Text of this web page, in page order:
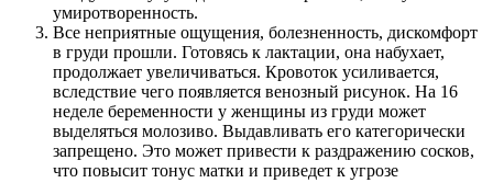
умиротворенность.
Все неприятные ощущения, болезненность, дискомфорт
в груди прошли. Готовясь к лактации, она набухает,
продолжает увеличиваться. Кровоток усиливается,
вследствие чего появляется венозный рисунок. На 16
неделе беременности у женщины из груди может
выделяться молозиво. Выдавливать его категорически
запрещено. Это может привести к раздражению сосков,
что повысит тонус матки и приведет к угрозе